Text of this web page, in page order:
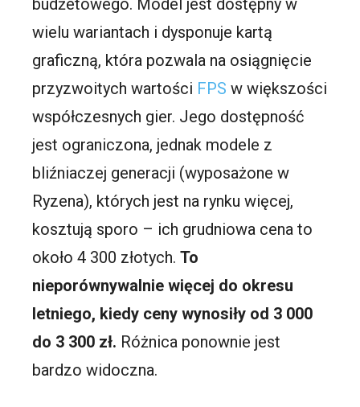
budżetowego. Model jest dostępny w
wielu wariantach i dysponuje kartą
graficzną, która pozwala na osiągnięcie
przyzwoitych wartości FPS w większości
współczesnych gier. Jego dostępność
jest ograniczona, jednak modele z
bliźniaczej generacji (wyposażone w
Ryzena), których jest na rynku więcej,
kosztują sporo – ich grudniowa cena to
około 4 300 złotych.To
nieporównywalnie więcej do okresu
letniego, kiedy ceny wynosiły od 3 000
do 3 300 zł. Różnica ponownie jest
bardzo widoczna.